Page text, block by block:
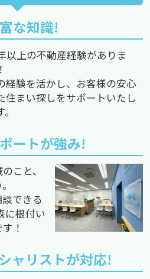
な知識!
以上の不動産経験がありま
経験を活かし、お客様の安心
住まい探しをサポートいたし
ートが強み!
こと、
できる
に根付い
！
ャリストが対応!